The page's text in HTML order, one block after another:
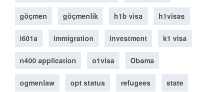
göçmen göçmenlik h1b visa h1visas
i601a immigration investment k1 visa
n400 application o1visa Obama
ogmenlaw opt status refugees state